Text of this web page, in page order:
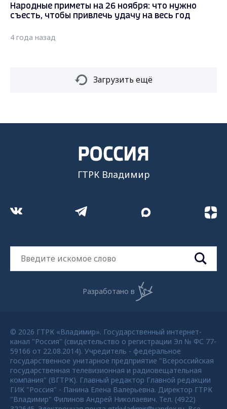
Народные приметы на 26 ноября: что нужно
съесть, чтобы привлечь удачу на весь год
4 года назад
Загрузить ещё
ГТРК Владимир
Разработано в
© 2026 ГТРК «Владимир». Государственный интернет-
канал "Россия" (свидетельство о регистрации Эл № ФС 77-
59166 от 22.08.2014). Учредитель - федеральное
государственное унитарное предприятие "Всероссийская
государственная телевизионная и радиовещательная
компания" (ВГТРК). Главный редактор Главной редакции
ГИК "Россия" - Панина Елена Валерьевна. Директор ГТРК
"Владимир" Филинов Андрей Николаевич. Тел. (4922)